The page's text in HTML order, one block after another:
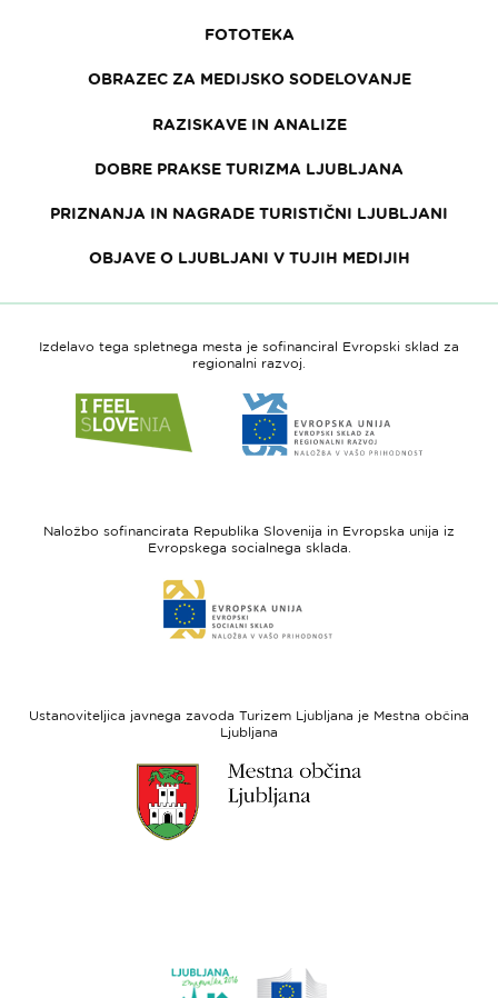
FOTOTEKA
OBRAZEC ZA MEDIJSKO SODELOVANJE
RAZISKAVE IN ANALIZE
DOBRE PRAKSE TURIZMA LJUBLJANA
PRIZNANJA IN NAGRADE TURISTIČNI LJUBLJANI
OBJAVE O LJUBLJANI V TUJIH MEDIJIH
Izdelavo tega spletnega mesta je sofinanciral Evropski sklad za
regionalni razvoj.
do
spletne
Slovenia
do
spletne
-
regionalni
Naložbo sofinancirata Republika Slovenija in Evropska unija iz
Evropskega socialnega sklada.
do
spletne
sklad
Ustanoviteljica javnega zavoda Turizem Ljubljana je Mestna občina
Ljubljana